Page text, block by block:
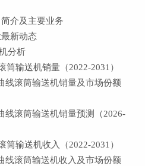
介及主要业务
新动态
分析
输送机销量（2022-2031）
滚筒输送机销量及市场份额
滚筒输送机销量预测（2026-
输送机收入（2022-2031）
滚筒输送机收入及市场份额